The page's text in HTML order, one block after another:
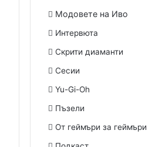
Модовете на Иво
Интервюта
Скрити диаманти
Сесии
Yu-Gi-Oh
Пъзели
От геймъри за геймъри